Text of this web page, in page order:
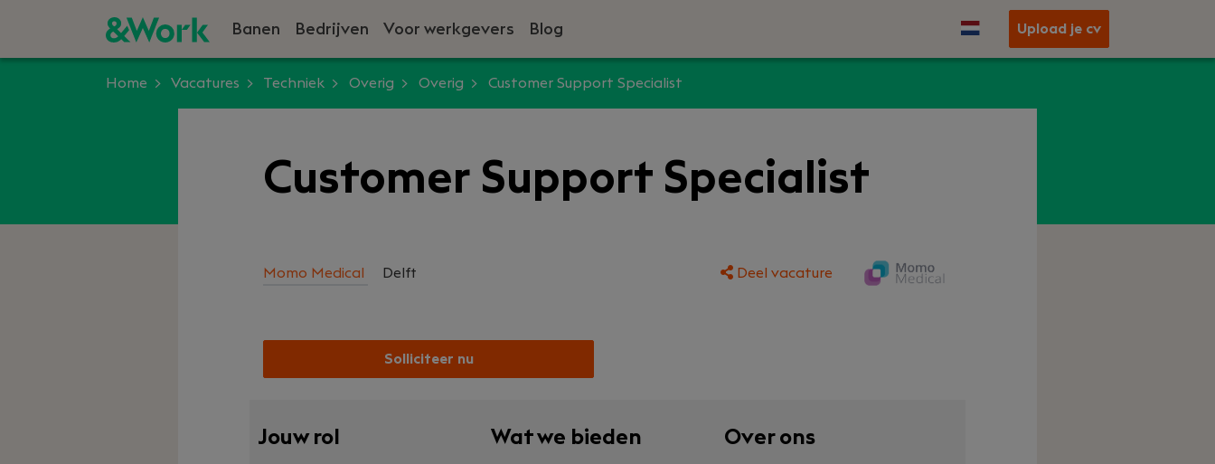
Banen Bedrijven Voor werkgevers Blog Upload je cv
Home Vacatures Techniek Overig Overig Customer Support Specialist
Customer Support Specialist
Momo Medical Delft Deel vacature
Solliciteer nu
Jouw rol Wat we bieden Over ons